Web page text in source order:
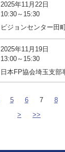
2025年11月22日
10:30～15:30
ビジョンセンター田
2025年11月19日
13:00～15:30
日本FP協会埼玉支部
5 6 7 8
>
>>